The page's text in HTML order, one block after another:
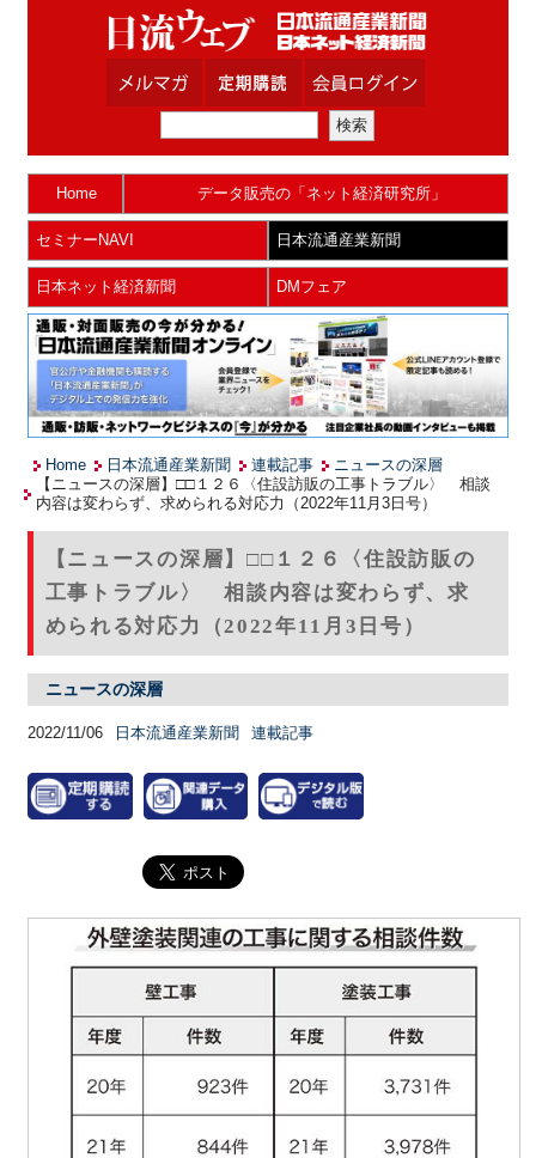
Home データ販売の「ネット経済研究所」
セミナーNAVI 日本流通産業新聞
日本ネット経済新聞 DMフェア
Home 日本流通産業新聞 連載記事
ニュースの深層
【ニュースの深層】□□１２６〈住設訪販の工事トラブル〉 相談
内容は変わらず、求められる対応力（2022年11月3日号）
【ニュースの深層】□□１２６〈住設訪販の
工事トラブル〉 相談内容は変わらず、求
められる対応力（2022年11月3日号）
ニュースの深層
2022/11/06 日本流通産業新聞 連載記事